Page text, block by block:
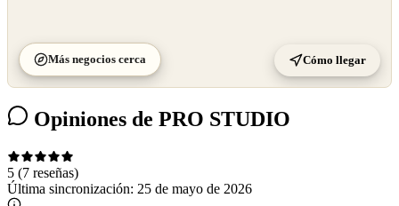
Más negocios cerca Cómo llegar
Opiniones de PRO STUDIO
5 (7 reseñas)
Última sincronización: 25 de mayo de 2026